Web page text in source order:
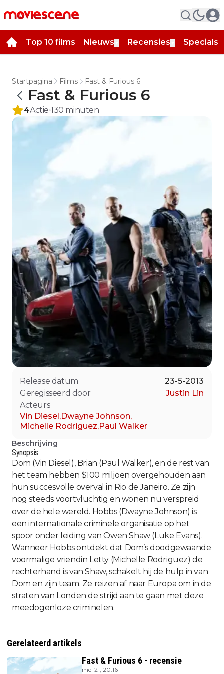
Top 10 films Nieuws Recensies Specials
Startpagina Films Fast & Furious 6
Fast & Furious 6
4Actie 130 minuten
Release datum
23-5-2013
Geregisseerd door
Justin Lin
Acteurs
Vin Diesel,Dwayne Johnson,
Michelle Rodriguez,Paul Walker
Beschrijving
Synopsis:
Dom (Vin Diesel), Brian (Paul Walker), en de rest van
het team hebben $100 miljoen overgehouden aan
hun succesvolle overval in Rio de Janeiro. Ze zijn
nog steeds voortvluchtig en wonen nu verspreid
over de hele wereld. Hobbs (Dwayne Johnson) is
een internationale criminele organisatie op het
spoor onder leiding van Owen Shaw (Luke Evans).
Wanneer Hobbs ontdekt dat Dom’s doodgewaande
voormalige vriendin Letty (Michelle Rodriguez) de
rechterhand is van Shaw, schakelt hij de hulp in van
Dom en zijn team. Ze reizen af naar Europa om in de
straten van Londen de strijd aan te gaan met deze
meedogenloze criminelen.
Gerelateerd artikels
Fast & Furious 6 - recensie
mei 21, 20:16